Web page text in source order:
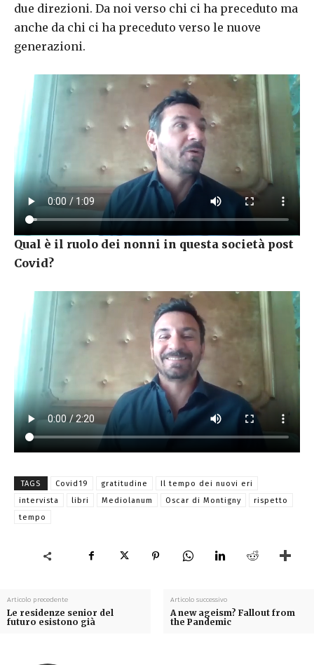
due direzioni. Da noi verso chi ci ha preceduto ma
anche da chi ci ha preceduto verso le nuove
generazioni.
Qual è il ruolo dei nonni in questa società post
Covid?
TAGS Covid19 gratitudine
Il tempo dei nuovi eri
intervista
libri Mediolanum Oscar di Montigny
rispetto
tempo
Articolo precedente
Le residenze senior del
futuro esistono già
Articolo successivo
A new ageism? Fallout from
the Pandemic